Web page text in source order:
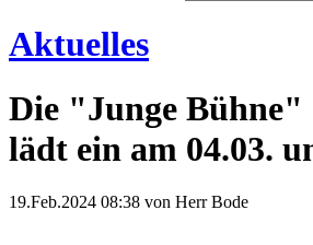
Aktuelles
Die "Junge Bühne"
lädt ein am 04.03.
19.Feb.2024 08:38 von Herr Bode